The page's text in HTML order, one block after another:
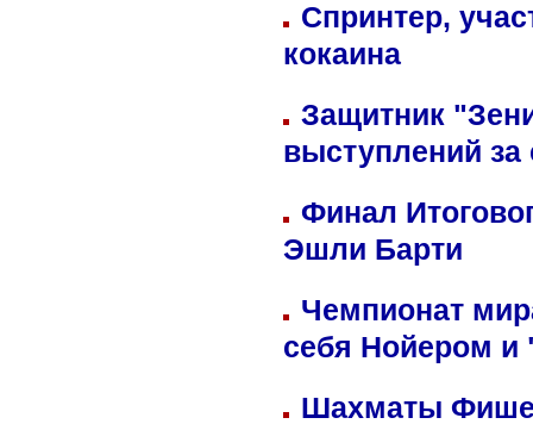
Спринтер,
кокаина
Защитник
выступлений
Финал
Эшли Барти
Чемпионат
себя Нойером и
Шахматы